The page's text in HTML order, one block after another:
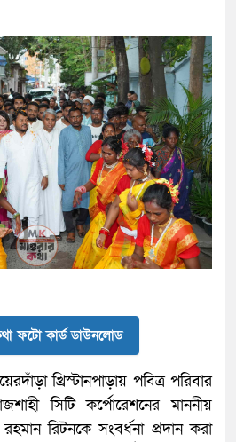
ফটো কার্ড ডাউনলোড
খ্রিস্টানপাড়ায় পবিত্র পরিবার
সিটি কর্পোরেশনের মাননীয়
রিটনকে সংবর্ধনা প্রদান করা